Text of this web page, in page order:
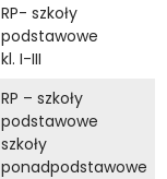
RP- szkoły
podstawowe
kl. I-III
RP – szkoły
podstawowe
szkoły
ponadpodstawowe